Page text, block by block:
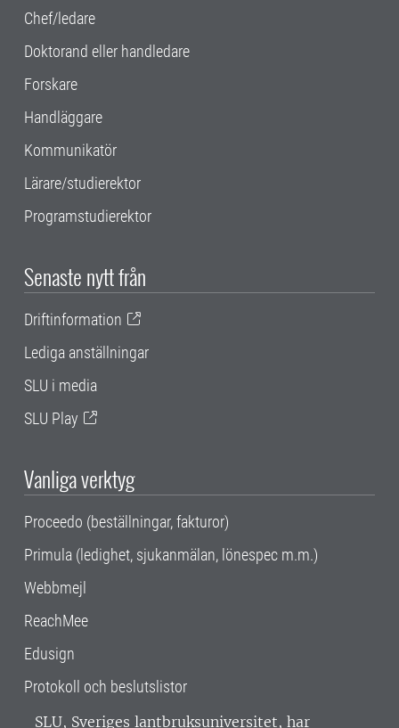
Chef/ledare
Doktorand eller handledare
Forskare
Handläggare
Kommunikatör
Lärare/studierektor
Programstudierektor
Senaste nytt från
Driftinformation
Lediga anställningar
SLU i media
SLU Play
Vanliga verktyg
Proceedo (beställningar, fakturor)
Primula (ledighet, sjukanmälan, lönespec m.m.)
Webbmejl
ReachMee
Edusign
Protokoll och beslutslistor
SLU, Sveriges lantbruksuniversitet, har